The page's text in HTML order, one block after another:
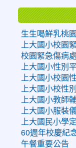
生生喝鮮乳桃
上大國小校園
校園緊急傷病
上大國小性別
上大國小校園
上大國小校性
上大國小教師
上大國小服裝
上大國民小學
60週年校慶紀
午餐重要公告